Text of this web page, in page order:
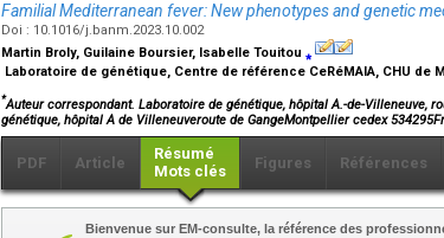
Familial Mediterranean fever: New phenotypes and genetic
Doi : 10.1016/j.banm.2023.10.002
Martin Broly, Guilaine Boursier, Isabelle Touitou ⁎
Laboratoire de génétique, Centre de référence CeRéMAIA, CHU
*Auteur correspondant. Laboratoire de génétique, hôpital A.-de-Villeneuve,
génétique, hôpital A de Villeneuveroute de GangeMontpellier cedex
PDF Article
Résumé
Mots clés
Figures Références
Bienvenue sur EM-consulte, la référence des